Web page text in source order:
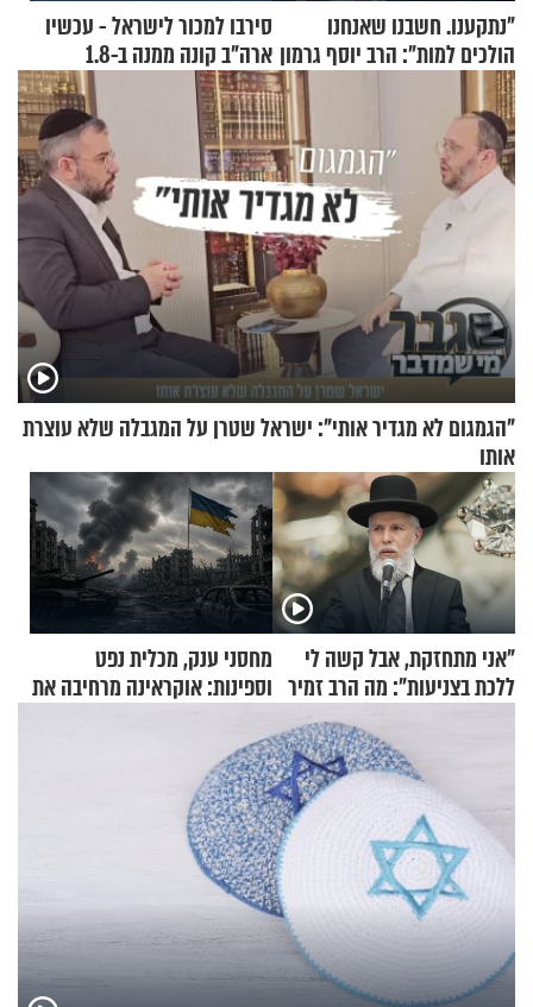
"נתקענו. חשבנו שאנחנו
הולכים למות": הרב יוסף גרמון
בריאיון מרתק
סירבו למכור לישראל - עכשיו
ארה"ב קונה ממנה ב-1.8
מיליארד דולר
"הגמגום לא מגדיר אותי": ישראל שטרן על המגבלה שלא עוצרת
אותו
"אני מתחזקת, אבל קשה לי
ללכת בצניעות": מה הרב זמיר
כהן המליץ לה לעשות?
מחסני ענק, מכלית נפט
וספינות: אוקראינה מרחיבה את